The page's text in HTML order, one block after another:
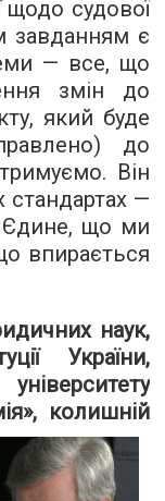
щодо судової
завданням є
— все, що
змін до
який буде
до
Він
стандартах —
Єдине, що ми
впирається
наук,
України,
колишній